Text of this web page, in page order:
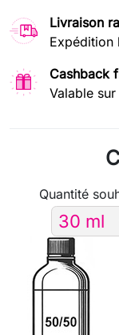
Livraison
Expédition
Cashback
Valable
Quantité